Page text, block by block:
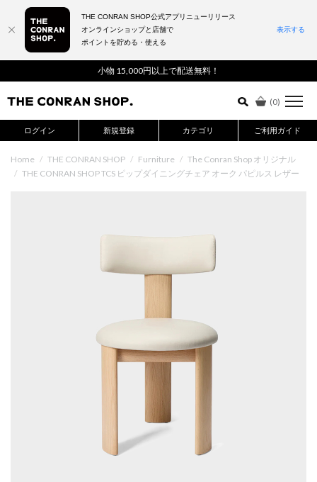
小物 15,000円以上で配送無料！
(0)
ログイン 新規登録 カテゴリ ご利用ガイド
詳細検索はこちら
Home / THE CONRAN SHOP / Furniture / The Conran Shop オリジナル
/ THE CONRAN SHOP TCS ピップダイニングチェア オーク パピルス レザー
THE CONRAN SHOP公式アプリニューリリース
オンラインショップと店舗で
ポイントを貯める・使える
表示する